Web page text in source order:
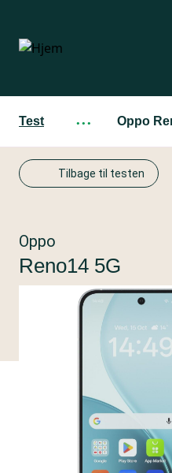
hovedindhold
Test ··· Oppo
Tilbage til testen
Oppo
Reno14 5G